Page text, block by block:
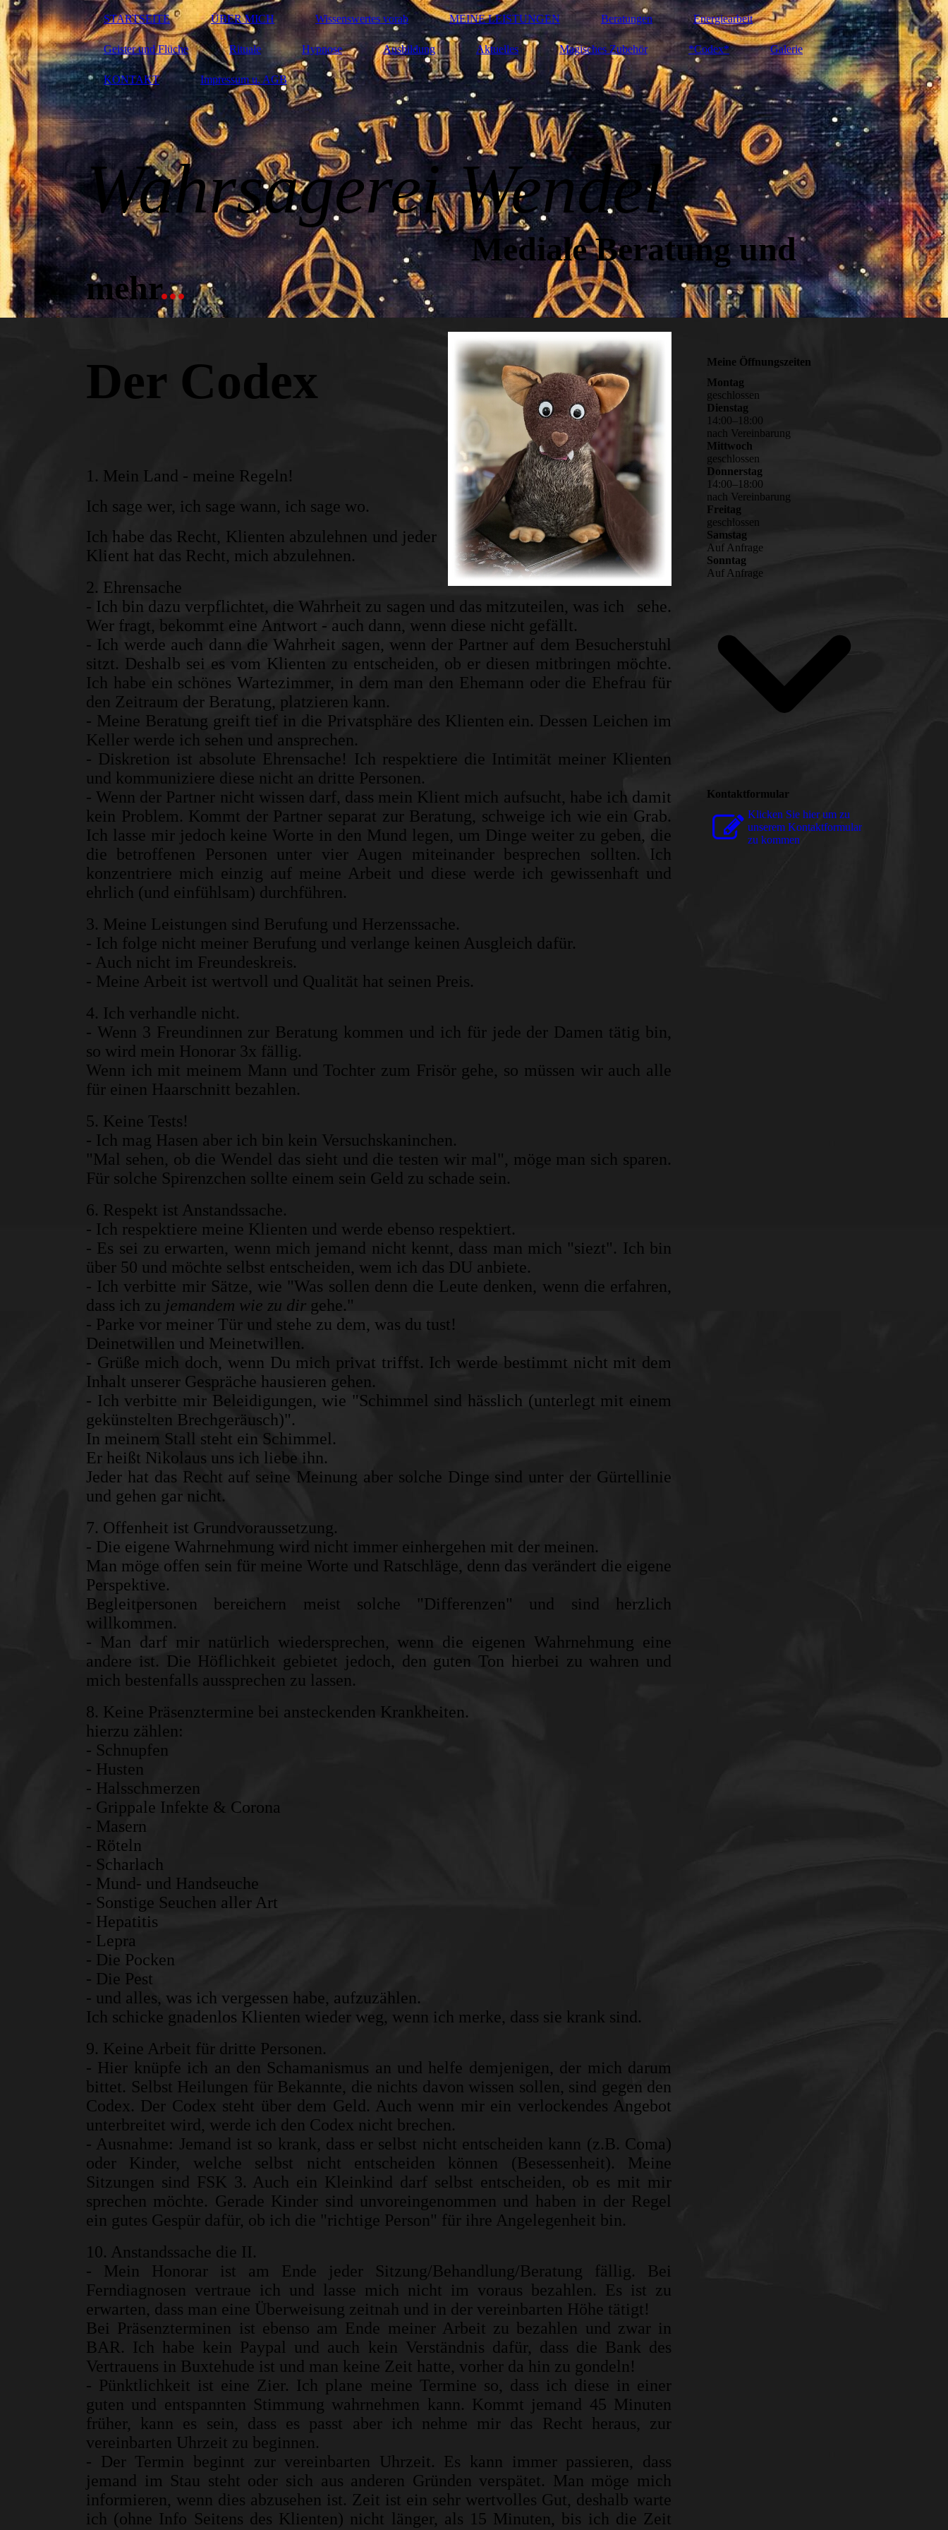
STARTSEITE ÜBER MICH Wissenswertes vorab MEINE LEISTUNGEN Beratungen Energiearbeit
Geister und Flüche Rituale Hypnose Ausbildung Aktuelles Magisches Zubehör *Codex* Galerie
KONTAKT Impressum u. AGB
Wahrsagerei Wendel
Mediale Beratung und
mehr...
Der Codex
1. Mein Land - meine Regeln!
Ich sage wer, ich sage wann, ich sage wo.
Ich habe das Recht, Klienten abzulehnen und jeder
Klient hat das Recht, mich abzulehnen.
2. Ehrensache
- Ich bin dazu verpflichtet, die Wahrheit zu sagen und das mitzuteilen, was ich sehe.
Wer fragt, bekommt eine Antwort - auch dann, wenn diese nicht gefällt.
- Ich werde auch dann die Wahrheit sagen, wenn der Partner auf dem Besucherstuhl
sitzt. Deshalb sei es vom Klienten zu entscheiden, ob er diesen mitbringen möchte.
Ich habe ein schönes Wartezimmer, in dem man den Ehemann oder die Ehefrau für
den Zeitraum der Beratung, platzieren kann.
- Meine Beratung greift tief in die Privatsphäre des Klienten ein. Dessen Leichen im
Keller werde ich sehen und ansprechen.
- Diskretion ist absolute Ehrensache! Ich respektiere die Intimität meiner Klienten
und kommuniziere diese nicht an dritte Personen.
- Wenn der Partner nicht wissen darf, dass mein Klient mich aufsucht, habe ich damit
kein Problem. Kommt der Partner separat zur Beratung, schweige ich wie ein Grab.
Ich lasse mir jedoch keine Worte in den Mund legen, um Dinge weiter zu geben, die
die betroffenen Personen unter vier Augen miteinander besprechen sollten. Ich
konzentriere mich einzig auf meine Arbeit und diese werde ich gewissenhaft und
ehrlich (und einfühlsam) durchführen.
3. Meine Leistungen sind Berufung und Herzenssache.
- Ich folge nicht meiner Berufung und verlange keinen Ausgleich dafür.
- Auch nicht im Freundeskreis.
- Meine Arbeit ist wertvoll und Qualität hat seinen Preis.
4. Ich verhandle nicht.
- Wenn 3 Freundinnen zur Beratung kommen und ich für jede der Damen tätig bin,
so wird mein Honorar 3x fällig.
Wenn ich mit meinem Mann und Tochter zum Frisör gehe, so müssen wir auch alle
für einen Haarschnitt bezahlen.
5. Keine Tests!
- Ich mag Hasen aber ich bin kein Versuchskaninchen.
"Mal sehen, ob die Wendel das sieht und die testen wir mal", möge man sich sparen.
Für solche Spirenzchen sollte einem sein Geld zu schade sein.
6. Respekt ist Anstandssache.
- Ich respektiere meine Klienten und werde ebenso respektiert.
- Es sei zu erwarten, wenn mich jemand nicht kennt, dass man mich "siezt". Ich bin
über 50 und möchte selbst entscheiden, wem ich das DU anbiete.
- Ich verbitte mir Sätze, wie "Was sollen denn die Leute denken, wenn die erfahren,
dass ich zu jemandem wie zu dir gehe."
- Parke vor meiner Tür und stehe zu dem, was du tust!
Deinetwillen und Meinetwillen.
- Grüße mich doch, wenn Du mich privat triffst. Ich werde bestimmt nicht mit dem
Inhalt unserer Gespräche hausieren gehen.
- Ich verbitte mir Beleidigungen, wie "Schimmel sind hässlich (unterlegt mit einem
gekünstelten Brechgeräusch)".
In meinem Stall steht ein Schimmel.
Er heißt Nikolaus uns ich liebe ihn.
Jeder hat das Recht auf seine Meinung aber solche Dinge sind unter der Gürtellinie
und gehen gar nicht.
7. Offenheit ist Grundvoraussetzung.
- Die eigene Wahrnehmung wird nicht immer einhergehen mit der meinen.
Man möge offen sein für meine Worte und Ratschläge, denn das verändert die eigene
Perspektive.
Begleitpersonen bereichern meist solche "Differenzen" und sind herzlich
willkommen.
- Man darf mir natürlich wiedersprechen, wenn die eigenen Wahrnehmung eine
andere ist. Die Höflichkeit gebietet jedoch, den guten Ton hierbei zu wahren und
mich bestenfalls aussprechen zu lassen.
8. Keine Präsenztermine bei ansteckenden Krankheiten.
hierzu zählen:
- Schnupfen
- Husten
- Halsschmerzen
- Grippale Infekte & Corona
- Masern
- Röteln
- Scharlach
- Mund- und Handseuche
- Sonstige Seuchen aller Art
- Hepatitis
- Lepra
- Die Pocken
- Die Pest
- und alles, was ich vergessen habe, aufzuzählen.
Ich schicke gnadenlos Klienten wieder weg, wenn ich merke, dass sie krank sind.
9. Keine Arbeit für dritte Personen.
- Hier knüpfe ich an den Schamanismus an und helfe demjenigen, der mich darum
bittet. Selbst Heilungen für Bekannte, die nichts davon wissen sollen, sind gegen den
Codex. Der Codex steht über dem Geld. Auch wenn mir ein verlockendes Angebot
unterbreitet wird, werde ich den Codex nicht brechen.
- Ausnahme: Jemand ist so krank, dass er selbst nicht entscheiden kann (z.B. Coma)
oder Kinder, welche selbst nicht entscheiden können (Besessenheit). Meine
Sitzungen sind FSK 3. Auch ein Kleinkind darf selbst entscheiden, ob es mit mir
sprechen möchte. Gerade Kinder sind unvoreingenommen und haben in der Regel
ein gutes Gespür dafür, ob ich die "richtige Person" für ihre Angelegenheit bin.
10. Anstandssache die II.
- Mein Honorar ist am Ende jeder Sitzung/Behandlung/Beratung fällig. Bei
Ferndiagnosen vertraue ich und lasse mich nicht im voraus bezahlen. Es ist zu
erwarten, dass man eine Überweisung zeitnah und in der vereinbarten Höhe tätigt!
Bei Präsenzterminen ist ebenso am Ende meiner Arbeit zu bezahlen und zwar in
BAR. Ich habe kein Paypal und auch kein Verständnis dafür, dass die Bank des
Vertrauens in Buxtehude ist und man keine Zeit hatte, vorher da hin zu gondeln!
- Pünktlichkeit ist eine Zier. Ich plane meine Termine so, dass ich diese in einer
guten und entspannten Stimmung wahrnehmen kann. Kommt jemand 45 Minuten
früher, kann es sein, dass es passt aber ich nehme mir das Recht heraus, zur
vereinbarten Uhrzeit zu beginnen.
- Der Termin beginnt zur vereinbarten Uhrzeit. Es kann immer passieren, dass
jemand im Stau steht oder sich aus anderen Gründen verspätet. Man möge mich
informieren, wenn dies abzusehen ist. Zeit ist ein sehr wertvolles Gut, deshalb warte
ich (ohne Info Seitens des Klienten) nicht länger, als 15 Minuten, bis ich die Zeit
Meine Öffnungszeiten
Montag
geschlossen
Dienstag
14:00– 18:00
nach Vereinbarung
Mittwoch
geschlossen
Donnerstag
14:00–18:00
nach Vereinbarung
Freitag
geschlossen
Samstag
Auf Anfrage
Sonntag
Auf Anfrage
Kontaktformular
Klicken Sie hier um zu
unserem Kon­takt­for­mu­lar
zu kommen